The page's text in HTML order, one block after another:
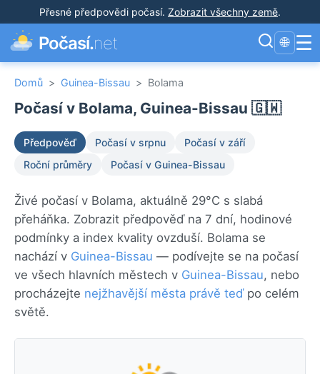
Přesné předpovědi počasí. Zobrazit všechny země.
Počasí.net 🌐 ☰
Domů > Guinea-Bissau > Bolama
Počasí v Bolama, Guinea-Bissau 🇬🇼
Předpověď Počasí v srpnu
Počasí v září
Roční průměry
Počasí v Guinea-Bissau
Živé počasí v Bolama, aktuálně 29°C s slabá
přeháňka. Zobrazit předpověď na 7 dní, hodinové
podmínky a index kvality ovzduší. Bolama se
nachází v Guinea-Bissau — podívejte se na počasí
ve všech hlavních městech v Guinea-Bissau, nebo
procházejte nejžhavější města právě teďpo celém
světě.